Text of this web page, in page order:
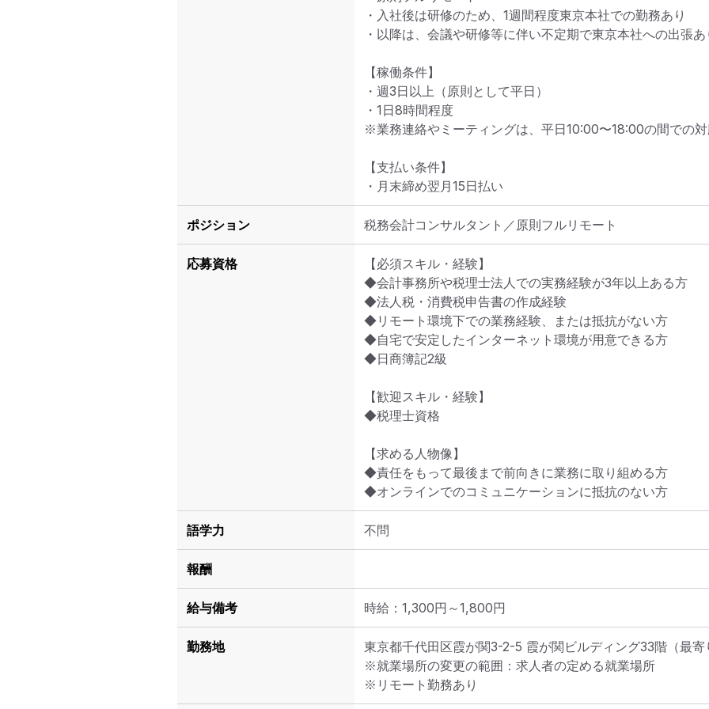
・入社後は研修のため、1週間程度東京本社での勤務あり
・以降は、会議や研修等に伴い不定期で東京本社への出張あ
【稼働条件】
・週3日以上（原則として平日）
・1日8時間程度
※業務連絡やミーティングは、平日10:00〜18:00の間での対
【支払い条件】
・月末締め翌月15日払い
ポジション 税務会計コンサルタント／原則フルリモート
応募資格
【必須スキル・経験】
◆会計事務所や税理士法人での実務経験が3年以上ある方
◆法人税・消費税申告書の作成経験
◆リモート環境下での業務経験、または抵抗がない方
◆自宅で安定したインターネット環境が用意できる方
◆日商簿記2級
【歓迎スキル・経験】
◆税理士資格
【求める人物像】
◆責任をもって最後まで前向きに業務に取り組める方
◆オンラインでのコミュニケーションに抵抗のない方
語学力 不問
報酬
給与備考 時給：1,300円～1,800円
勤務地 東京都千代田区霞が関3-2-5 霞が関ビルディング33階 （最
※就業場所の変更の範囲：求人者の定める就業場所
※リモート勤務あり